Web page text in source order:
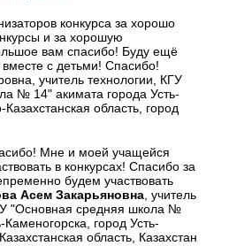
конкурса за хорошо
и за хорошую
вам спасибо! Буду ещё
вместе с детьми! Спасибо!
учитель технологии, КГУ
№ 14" акимата города Усть-
область, город
Мне и моей учащейся
в конкурсах! Спасибо за
будем участвовать
Асем Закарьяновна, учитель
"Основная средняя школа №
город Усть-
область, Казахстан